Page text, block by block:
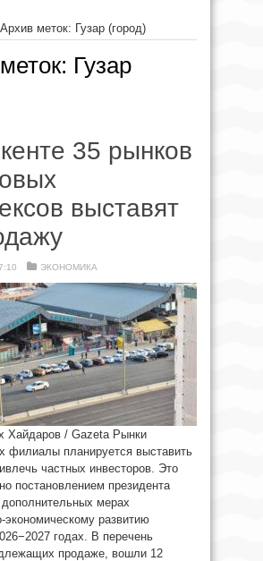
Архив меток: Гузар (город)
Гузар
35 рынков
выставят
ЭКОНОМИКА
Хайдаров / Gazeta Рынки
филиалы планируется выставить
частных инвесторов. Это
постановлением президента
мерах
экономическому развитию
годах. В перечень
продаже, вошли 12